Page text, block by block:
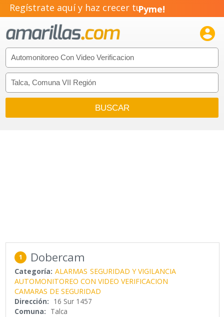
Regístrate aquí y haz crecer tuPyme!
Emprendimiento!

1 Dobercam
Categoría: ALARMAS SEGURIDAD Y VIGILANCIA
AUTOMONITOREO CON VIDEO VERIFICACION
CAMARAS DE SEGURIDAD
Dirección: 16 Sur 1457
Comuna: Talca